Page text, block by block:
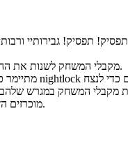
תפסיק! תפסיק! גבירותיי
מקבלי המשחק לשנות את
מקבלי המשחק במגרש שלהם.
משחקי הרעב, הן Katniss ו Peeta מוכרזים הזוכים.